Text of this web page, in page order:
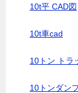
10t平 CAD図
10t車cad
10トン トラ
10トンダン